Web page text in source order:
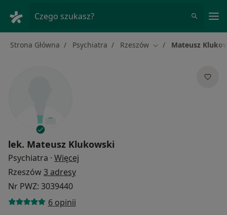
Czego szukasz?
Strona Główna Psychiatra Rzeszów Zmień miasto
Mateusz
lek. Mateusz Klukowski
Psychiatra · Więcej
Rzeszów3 adresy
Nr PWZ: 3039440
6 opinii